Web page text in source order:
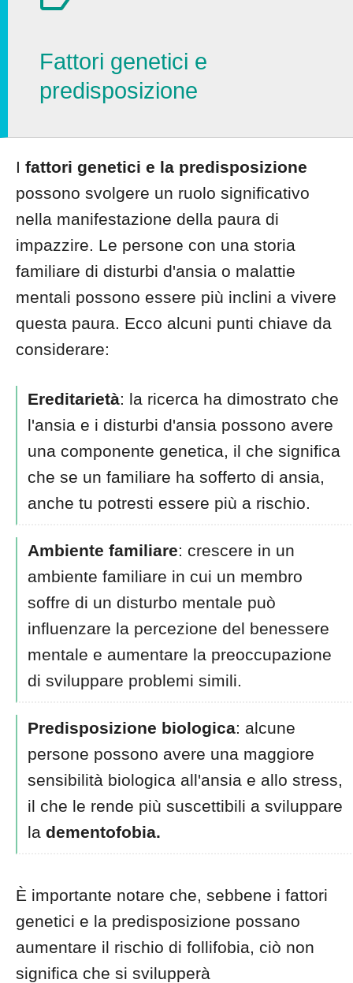
Fattori genetici e
predisposizione
I fattori genetici e la predisposizione
possono svolgere un ruolo significativo
nella manifestazione della paura di
impazzire. Le persone con una storia
familiare di disturbi d'ansia o malattie
mentali possono essere più inclini a vivere
questa paura. Ecco alcuni punti chiave da
considerare:
Ereditarietà: la ricerca ha dimostrato che
l'ansia e i disturbi d'ansia possono avere
una componente genetica, il che significa
che se un familiare ha sofferto di ansia,
anche tu potresti essere più a rischio.
Ambiente familiare: crescere in un
ambiente familiare in cui un membro
soffre di un disturbo mentale può
influenzare la percezione del benessere
mentale e aumentare la preoccupazione
di sviluppare problemi simili.
Predisposizione biologica: alcune
persone possono avere una maggiore
sensibilità biologica all'ansia e allo stress,
il che le rende più suscettibili a sviluppare
la dementofobia.
È importante notare che, sebbene i fattori
genetici e la predisposizione possano
aumentare il rischio di follifobia, ciò non
significa che si svilupperà